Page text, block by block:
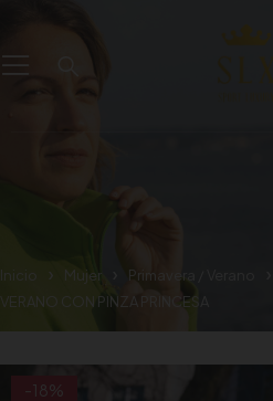
Inicio Mujer Primavera / Verano
VERANO CON PINZA PRINCESA
-18%